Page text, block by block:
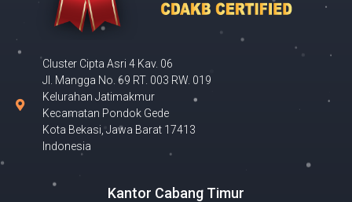
Cluster Cipta Asri 4 Kav. 06
Jl. Mangga No. 69 RT. 003 RW. 019
Kelurahan Jatimakmur
Kecamatan Pondok Gede
Kota Bekasi, Jawa Barat 17413
Indonesia
Kantor Cabang Timur